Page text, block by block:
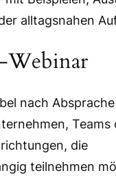
alltagsnahen
nach Absprache
Teams
die
teilnehmen